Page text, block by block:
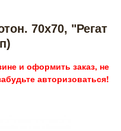
70х70, "Регат
и оформить заказ, не
авторизоваться!